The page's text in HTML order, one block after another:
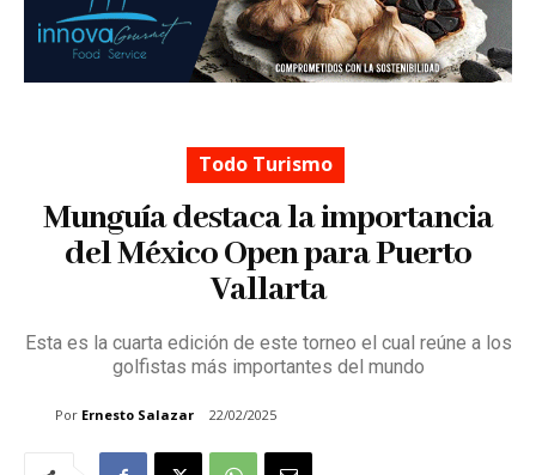
Todo Turismo
Munguía destaca la importancia
del México Open para Puerto
Vallarta
⁠Esta es la cuarta edición de este torneo el cual reúne a los
golfistas más importantes del mundo
Por Ernesto Salazar 22/02/2025